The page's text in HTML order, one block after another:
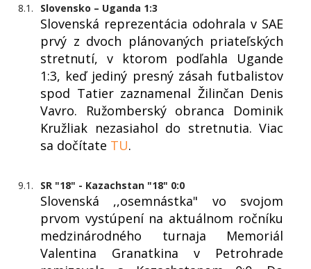
8.1. Slovensko – Uganda 1:3
Slovenská reprezentácia odohrala v SAE
prvý z dvoch plánovaných priateľských
stretnutí, v ktorom podľahla Ugande
1:3, keď jediný presný zásah futbalistov
spod Tatier zaznamenal Žilinčan Denis
Vavro. Ružomberský obranca Dominik
Kružliak nezasiahol do stretnutia. Viac
sa dočítate TU.
9.1. SR "18" - Kazachstan "18" 0:0
Slovenská ,,osemnástka" vo svojom
prvom vystúpení na aktuálnom ročníku
medzinárodného turnaja Memoriál
Valentina Granatkina v Petrohrade